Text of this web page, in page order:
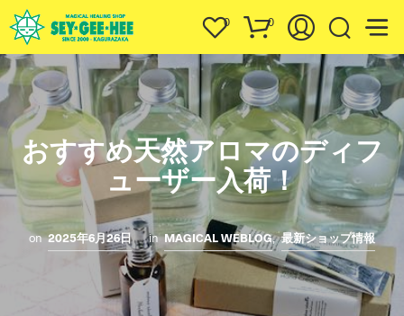
0 0
おすすめ天然アロマのディフ
ューザー入荷！
on 2025年6月26日 in MAGICAL WEBLOG, 最新ショップ情報